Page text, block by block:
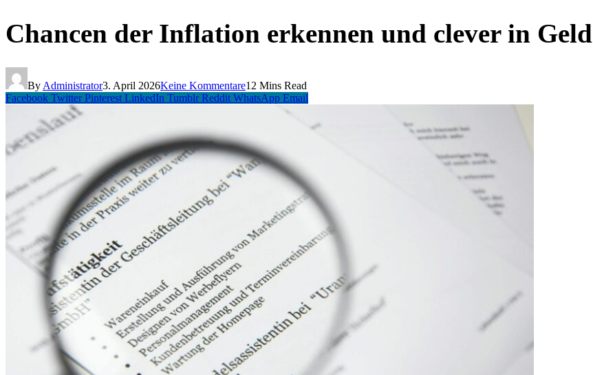
Chancen der Inflation erkennen und clever in
By Administrator3. April 2026Keine Kommentare12 Mins Read
Facebook Twitter Pinterest LinkedIn Tumblr Reddit WhatsApp Email